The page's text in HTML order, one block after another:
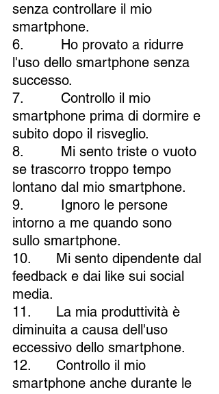
senza controllare il mio
smartphone.
6.         Ho provato a ridurre
l'uso dello smartphone senza
successo.
7.         Controllo il mio
smartphone prima di dormire e
subito dopo il risveglio.
8.         Mi sento triste o vuoto
se trascorro troppo tempo
lontano dal mio smartphone.
9.         Ignoro le persone
intorno a me quando sono
sullo smartphone.
10.      Mi sento dipendente dal
feedback e dai like sui social
media.
11.      La mia produttività è
diminuita a causa dell'uso
eccessivo dello smartphone.
12.      Controllo il mio
smartphone anche durante le